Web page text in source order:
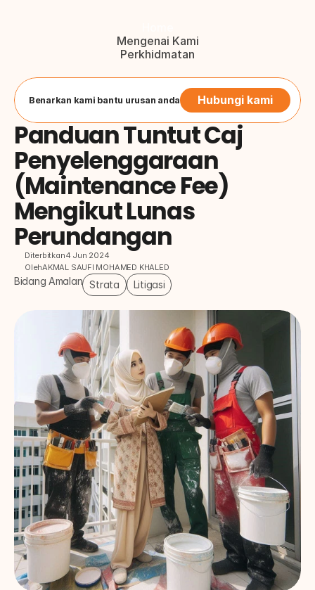
Mengenai Kami
Perkhidmatan
Hubungi Kami
Button
Benarkan kami bantu urusan anda Hubungi kami
Panduan Tuntut Caj
Penyelenggaraan
(Maintenance Fee)
Mengikut Lunas
Perundangan
Diterbitkan4 Jun 2024
OlehAKMAL SAUFI MOHAMED KHALED
Bidang Amalan Strata Litigasi